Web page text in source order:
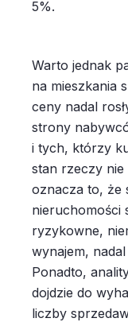
5%.
Warto jednak
na mieszkania
ceny nadal
strony
i tych, którzy
stan rzeczy nie
oznacza to, że
nieruchomości
ryzykowne,
wynajem,
Ponadto,
dojdzie do
liczby